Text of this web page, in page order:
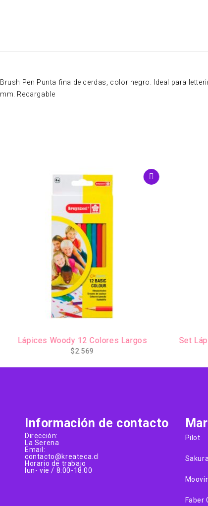
Brush Pen Punta fina de cerdas, color negro. Ideal para
mm. Recargable
Lápices Woody 12 Colores Largos
$2.569
Set Lápiz
Información de contacto
Dirección:
La Serena
Email:
contacto@kreateca.cl
Horario de trabajo
lun- vie / 8:00-18:00
Pilot
Sakura
Faber